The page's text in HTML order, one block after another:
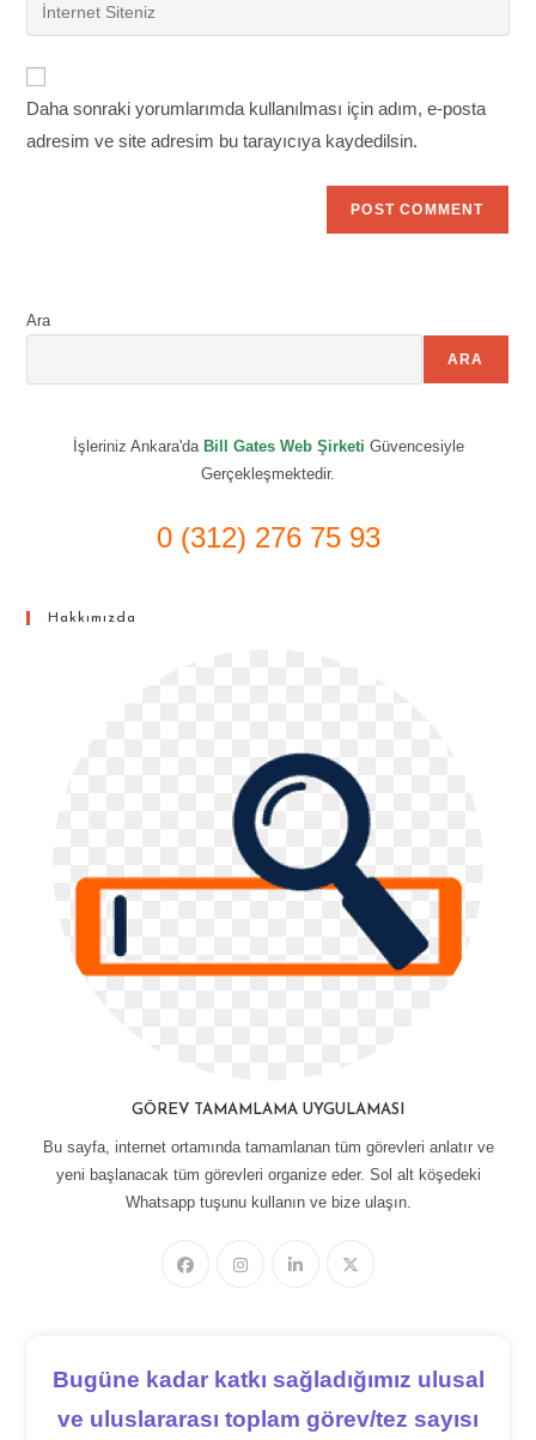
comment
address
your
URL
(optional)
Daha sonraki yorumlarımda kullanılması için adım, e-posta
adresim ve site adresim bu tarayıcıya kaydedilsin.
Ara
ARA
İşleriniz Ankara'da Bill Gates Web Şirketi Güvencesiyle
Gerçekleşmektedir.
0 (312) 276 75 93
Hakkımızda
GÖREV TAMAMLAMA UYGULAMASI
Bu sayfa, internet ortamında tamamlanan tüm görevleri anlatır ve
yeni başlanacak tüm görevleri organize eder. Sol alt köşedeki
Whatsapp tuşunu kullanın ve bize ulaşın.
Bugüne kadar katkı sağladığımız ulusal
ve uluslararası toplam görev/tez sayısı